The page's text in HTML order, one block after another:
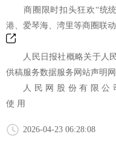
商圈限时扣头狂欢“统统
港、爱琴海、湾里等商圈联
人民日报社概略关于人民
供稿服务数据服务网站声明
人 民 网 股 份 有 限 公
使 用
2026-04-23 06:28:08